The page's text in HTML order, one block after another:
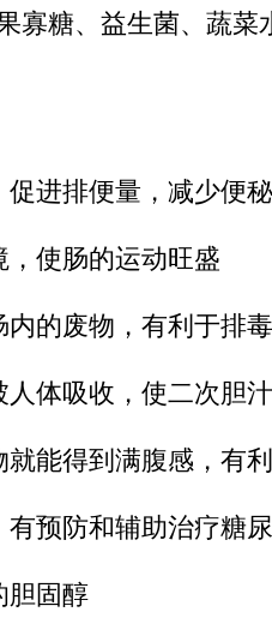
寡糖、益生菌、蔬菜
进排便量，减少便
使肠的运动旺盛
的废物，有利于排毒
体吸收，使二次胆
能得到满腹感，有
预防和辅助治疗糖
固醇